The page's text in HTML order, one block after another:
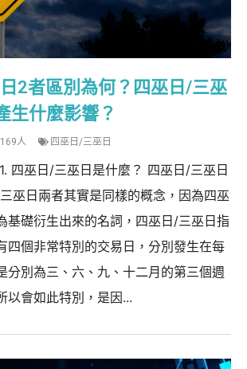
2者區別為何？四巫日/三巫
生什麼影響？
人 四巫日/三巫日
四巫日/三巫日是什麼？ 四巫日/三巫日
巫日兩者其實是同樣的概念，因為四巫
基礎衍生出來的名詞，四巫日/三巫日指
四個非常特別的交易日，分別發生在每
分別為三、六、九、十二月的第三個週
以會如此特別，是因...